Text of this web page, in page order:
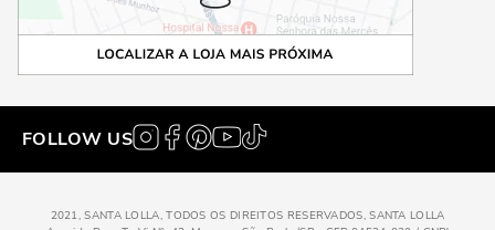
FOLLOW US
2021, SANTA LOLLA, TODOS OS DIREITOS RESERVADOS, SANTA LOLLA